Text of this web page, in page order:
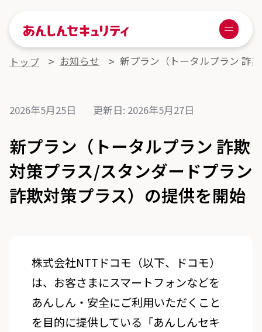
あんしんセキュリティ
Menu
トップ お知らせ 新プラン（トータルプラン 詐
2026年5月25日 更新日: 2026年5月27日
新プラン（トータルプラン 詐欺
対策プラス/スタンダードプラン
詐欺対策プラス）の提供を開始
株式会社NTTドコモ（以下、ドコモ）
は、お客さまにスマートフォンなどを
あんしん・安全にご利用いただくこと
を目的に提供している「あんしんセキ